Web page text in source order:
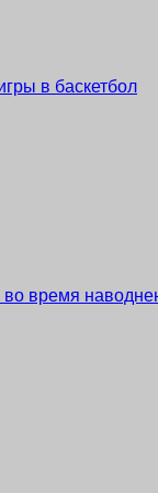
в баскетбол
во время